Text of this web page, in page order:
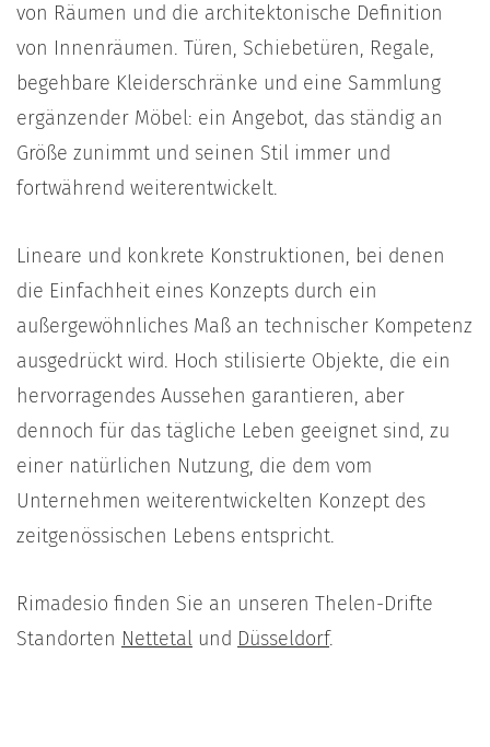
von Räumen und die architektonische Definition
von Innenräumen. Türen, Schiebetüren, Regale,
begehbare Kleiderschränke und eine Sammlung
ergänzender Möbel: ein Angebot, das ständig an
Größe zunimmt und seinen Stil immer und
fortwährend weiterentwickelt.
Lineare und konkrete Konstruktionen, bei denen
die Einfachheit eines Konzepts durch ein
außergewöhnliches Maß an technischer Kompetenz
ausgedrückt wird. Hoch stilisierte Objekte, die ein
hervorragendes Aussehen garantieren, aber
dennoch für das tägliche Leben geeignet sind, zu
einer natürlichen Nutzung, die dem vom
Unternehmen weiterentwickelten Konzept des
zeitgenössischen Lebens entspricht.
Rimadesio finden Sie an unseren Thelen-Drifte
Standorten Nettetal und Düsseldorf.